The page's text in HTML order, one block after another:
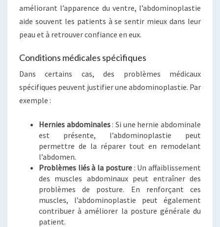
améliorant l’apparence du ventre, l’abdominoplastie
aide souvent les patients à se sentir mieux dans leur
peau et à retrouver confiance en eux.
Conditions médicales spécifiques
Dans certains cas, des problèmes médicaux
spécifiques peuvent justifier une abdominoplastie. Par
exemple :
Hernies abdominales: Si une hernie abdominale
est présente, l’abdominoplastie peut
permettre de la réparer tout en remodelant
l’abdomen.
Problèmes liés à la posture: Un affaiblissement
des muscles abdominaux peut entraîner des
problèmes de posture. En renforçant ces
muscles, l’abdominoplastie peut également
contribuer à améliorer la posture générale du
patient.